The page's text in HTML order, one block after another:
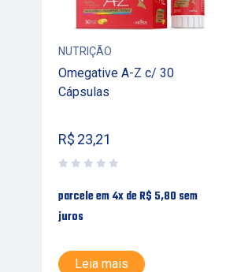
NUTRIÇÃO
Omegative A-Z c/ 30
Cápsulas
R$ 23,21
parcele em 4x deR$ 5,80 sem
juros
Leia mais